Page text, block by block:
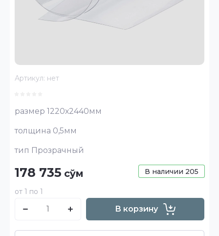
Артикул: нет
размер 1220х2440мм
толщина 0,5мм
тип Прозрачный
В наличии 205
178 735 сўм
от 1 по 1
В корзину